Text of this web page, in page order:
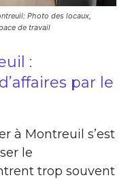
Photo des locaux,
de travail
:
par le
à Montreuil s’est
le
trop souvent